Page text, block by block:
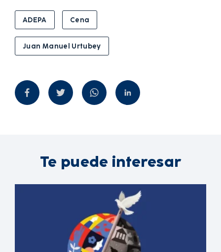
ADEPA Cena
Juan Manuel Urtubey
Te puede interesar